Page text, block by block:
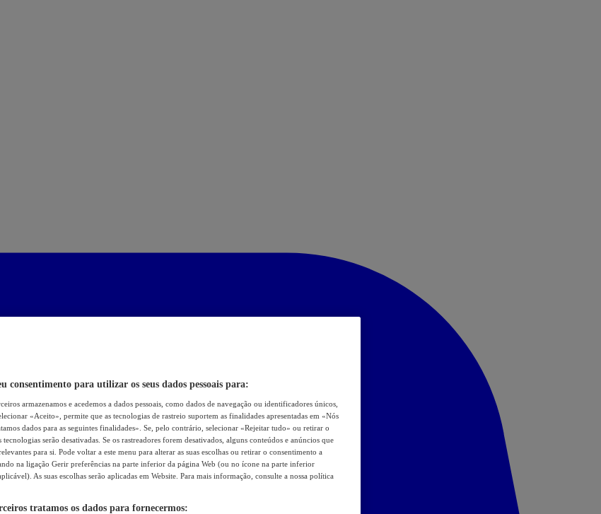
consentimento para utilizar os seus dados pessoais para:
armazenamos e acedemos a dados pessoais, como dados de navegação ou identificadores únicos,
«Aceito», permite que as tecnologias de rastreio suportem as finalidades apresentadas em «Nós
dados para as seguintes finalidades». Se, pelo contrário, selecionar «Rejeitar tudo» ou retirar o
tecnologias serão desativadas. Se os rastreadores forem desativados, alguns conteúdos e anúncios que
para si. Pode voltar a este menu para alterar as suas escolhas ou retirar o consentimento a
na ligação Gerir preferências na parte inferior da página Web (ou no ícone na parte inferior
As suas escolhas serão aplicadas em Website. Para mais informação, consulte a nossa política
tratamos os dados para fornecermos: